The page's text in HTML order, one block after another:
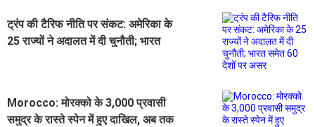
ट्रंप की टैरिफ नीति पर संकट: अमेरिका के
25 राज्यों ने अदालत में दी चुनौती; भारत
Morocco: मोरक्को के 3,000 प्रवासी
समुद्र के रास्ते स्पेन में हुए दाखिल, अब तक